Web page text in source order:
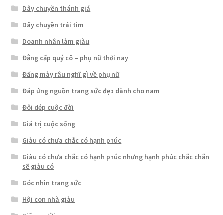
Dây chuyền thánh giá
Dây chuyền trái tim
Doanh nhân làm giàu
Đẳng cấp quý cô – phụ nữ thời nay
Đấng mày râu nghĩ gì về phụ nữ
Đáp ứng nguồn trang sức đẹp dành cho nam
Đôi dép cuộc đời
Giá trị cuộc sống
Giàu có chưa chắc có hạnh phúc
Giàu có chưa chắc có hạnh phúc nhưng hạnh phúc chắc chắn
sẽ giàu có
Góc nhìn trang sức
Hội con nhà giàu